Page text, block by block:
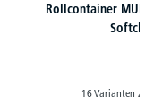
Rollcontainer
16 Varianten zur